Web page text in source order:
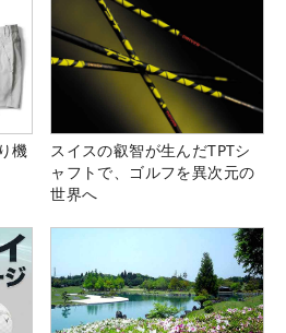
機
スイスの叡智が生んだTPTシ
ャフトで、ゴルフを異次元の
世界へ